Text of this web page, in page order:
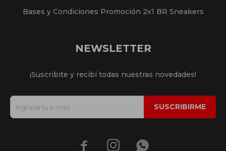
Bases y Condiciones Promoción 2x1 BR Sneakers
NEWSLETTER
¡Suscribite y recibí todas nuestras novedades!
SUSCRIBIRME
  